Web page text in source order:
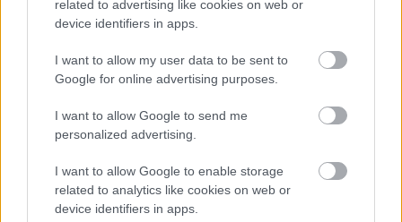
related to advertising like cookies on web or
device identifiers in apps.
I want to allow my user data to be sent to
Google for online advertising purposes.
I want to allow Google to send me
personalized advertising.
I want to allow Google to enable storage
related to analytics like cookies on web or
device identifiers in apps.
mutatta, hogy vesztes állásból fel tudtunk állni. A
Budaörs elleni találkozó talán a leggyengébb
meccsünk volt, mióta itt dolgozom, ott előnyből
kaptunk ki, tehát a mentális erő ott picit hiányzott. A
Nyíregyháza és a Dorog elleni meccsekre pedig azt
tudom mondani, hogy egy masszív és szervezett
csapat volt a pályán, persze nyilván az eredmény
kapjunk olyan gólokat, amik az óvodában is
nevetség tárgyát képezik.